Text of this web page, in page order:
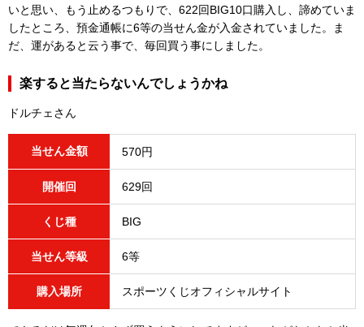
いと思い、もう止めるつもりで、622回BIG10口購入し、諦めていま
したところ、預金通帳に6等の当せん金が入金されていました。ま
だ、運があると云う事で、毎回買う事にしました。
楽すると当たらないんでしょうかね
ドルチェさん
当せん金額 570円
開催回 629回
くじ種 BIG
当せん等級 6等
購入場所 スポーツくじオフィシャルサイト